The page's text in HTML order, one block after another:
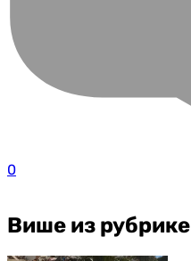
0
Више из рубрике